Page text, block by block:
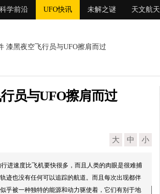
科学前沿 UFO快讯 未解之谜 天文航天
漆黑夜空飞行员与UFO擦肩而过
员与UFO擦肩而过
大 中 小
进速度比飞机要快很多，而且人类的肉眼是很难捕
迹也没有任何可以追踪的航道。而且每次出现都伴
乎被一种独特的能源和动力驱使着，它们有别于地